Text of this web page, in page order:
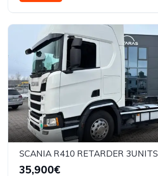
SCANIA R410 RETARDER 3UNITS
35,900€